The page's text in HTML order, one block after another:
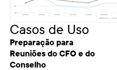
Casos de Uso
Preparação para
Reuniões do CFO e do
Conselho